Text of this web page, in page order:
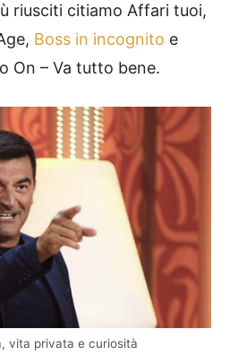
riusciti citiamo Affari tuoi,
Boss in incognito e
On – Va tutto bene.
vita privata e curiosità